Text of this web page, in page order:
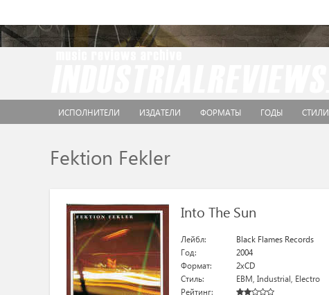
ИСПОЛНИТЕЛИ ИЗДАТЕЛИ ФОРМАТЫ ГОДЫ СТИЛИ
Fektion Fekler
Into The Sun
Лейбл:
Black Flames Records
Год:
2004
Формат:
2xCD
Стиль:
EBM, Industrial, Electro
Рейтинг: